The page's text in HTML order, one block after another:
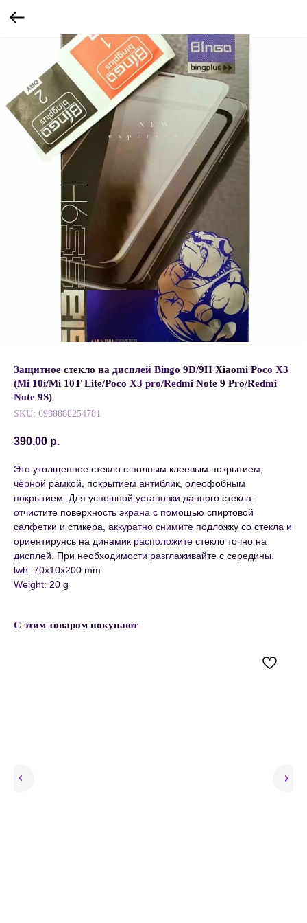
Защитное стекло на дисплей Bingo 9D/9H Xiaomi Poco X3
(Mi 10i/Mi 10T Lite/Poco X3 pro/Redmi Note 9 Pro/Redmi
Note 9S)
SKU: 6988888254781
390,00 р.
Это утолщенное стекло с полным клеевым покрытием,
чёрной рамкой, покрытием антиблик, олеофобным
покрытием. Для успешной установки данного стекла:
отчистите поверхность экрана с помощью спиртовой
салфетки и стикера, аккуратно снимите подложку со стекла и
ориентируясь на динамик расположите стекло точно на
дисплей. При необходимости разглаживайте с середины.
lwh: 70x10x200 mm
Weight: 20 g
С этим товаром покупают